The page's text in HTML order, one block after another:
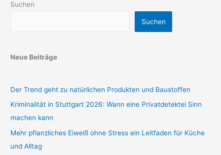
Suchen
Suchen
Neue Beiträge
Der Trend geht zu natürlichen Produkten und Baustoffen
Kriminalität in Stuttgart 2026: Wann eine Privatdetektei Sinn
machen kann
Mehr pflanzliches Eiweiß ohne Stress ein Leitfaden für Küche
und Alltag